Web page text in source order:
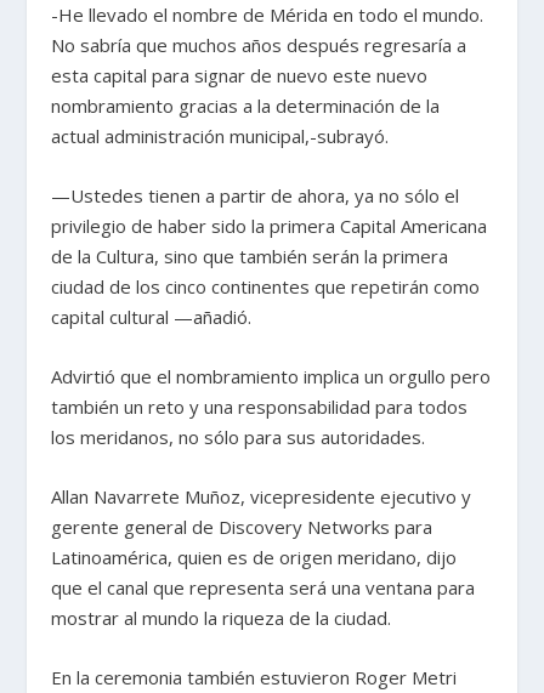
-He llevado el nombre de Mérida en todo el mundo.
No sabría que muchos años después regresaría a
esta capital para signar de nuevo este nuevo
nombramiento gracias a la determinación de la
actual administración municipal,-subrayó.
—Ustedes tienen a partir de ahora, ya no sólo el
privilegio de haber sido la primera Capital Americana
de la Cultura, sino que también serán la primera
ciudad de los cinco continentes que repetirán como
capital cultural —añadió.
Advirtió que el nombramiento implica un orgullo pero
también un reto y una responsabilidad para todos
los meridanos, no sólo para sus autoridades.
Allan Navarrete Muñoz, vicepresidente ejecutivo y
gerente general de Discovery Networks para
Latinoamérica, quien es de origen meridano, dijo
que el canal que representa será una ventana para
mostrar al mundo la riqueza de la ciudad.
En la ceremonia también estuvieron Roger Metri